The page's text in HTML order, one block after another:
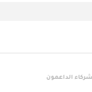
الشريك النخبة